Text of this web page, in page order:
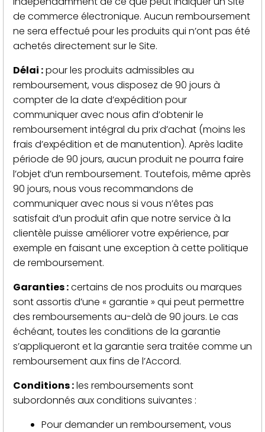
de commerce électronique. Aucun remboursement
ne sera effectué pour les produits qui n’ont pas été
achetés directement sur le Site.
Délai :pour les produits admissibles au
remboursement, vous disposez de 90 jours à
compter de la date d’expédition pour
communiquer avec nous afin d’obtenir le
remboursement intégral du prix d’achat (moins les
frais d’expédition et de manutention). Après ladite
période de 90 jours, aucun produit ne pourra faire
l’objet d’un remboursement. Toutefois, même après
90 jours, nous vous recommandons de
communiquer avec nous si vous n’êtes pas
satisfait d’un produit afin que notre service à la
clientèle puisse améliorer votre expérience, par
exemple en faisant une exception à cette politique
de remboursement.
Garanties :certains de nos produits ou marques
sont assortis d’une « garantie » qui peut permettre
des remboursements au-delà de 90 jours. Le cas
échéant, toutes les conditions de la garantie
s’appliqueront et la garantie sera traitée comme un
remboursement aux fins de l’Accord.
Conditions :les remboursements sont
subordonnés aux conditions suivantes :
Pour demander un remboursement, vous